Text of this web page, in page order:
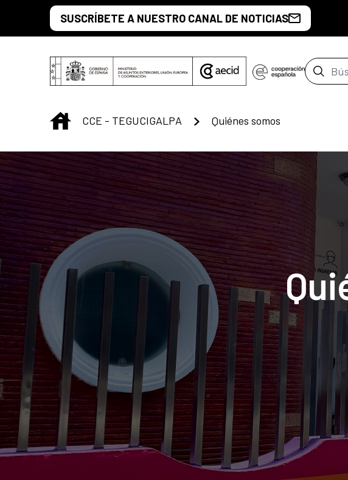
Saltar al contenido principal
SUSCRÍBETE A NUESTRO CANAL DE NOTICIAS
Barra
INICIO
CCE - TEGUCIGALPA Quiénes somos